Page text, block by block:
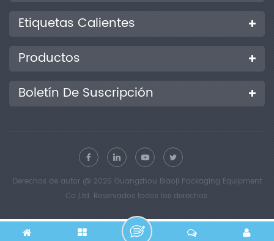
Etiquetas Calientes
Productos
Boletín De Suscripción
Derechos de autor @ 2026 Guangzhou Biaoji Packaging Equipment
Co.,Ltd. Reservados todos los derechos.